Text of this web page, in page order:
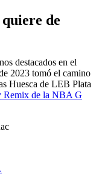
de
destacados en el
2023 tomó el camino
Huesca de LEB Plata
Remix de la NBA G